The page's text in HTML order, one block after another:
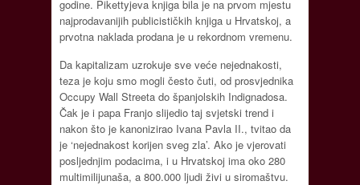
godine. Pikettyjeva knjiga bila je na prvom mjestu
najprodavanijih publicističkih knjiga u Hrvatskoj, a
prvotna naklada prodana je u rekordnom vremenu.
Da kapitalizam uzrokuje sve veće nejednakosti,
teza je koju smo mogli često čuti, od prosvjednika
Occupy Wall Streeta do španjolskih Indignadosa.
Čak je i papa Franjo slijedio taj svjetski trend i
nakon što je kanonizirao Ivana Pavla II., tvitao da
je ‘nejednakost korijen sveg zla’. Ako je vjerovati
posljednjim podacima, i u Hrvatskoj ima oko 280
multimilijunaša, a 800.000 ljudi živi u siromaštvu.